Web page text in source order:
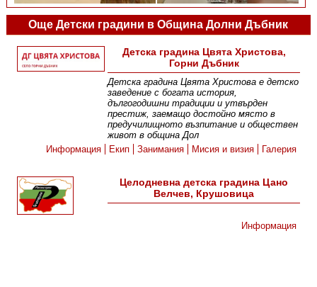
Още Детски градини в Община Долни Дъбник
Детска градина Цвята Христова,
Горни Дъбник
Детска градина Цвята Христова е детско
заведение с богата история,
дългогодишни традиции и утвърден
престиж, заемащо достойно място в
предучилищното възпитание и обществен
живот в община Дол
Информация
Екип Занимания Мисия и визия Галерия
Целодневна детска градина Цано
Велчев, Крушовица
Информация